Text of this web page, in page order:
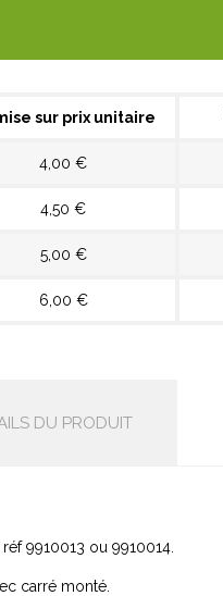
sur prix unitaire
4,00 €
4,50 €
5,00 €
6,00 €
DU PRODUIT
9910013 ou 9910014.
carré monté.